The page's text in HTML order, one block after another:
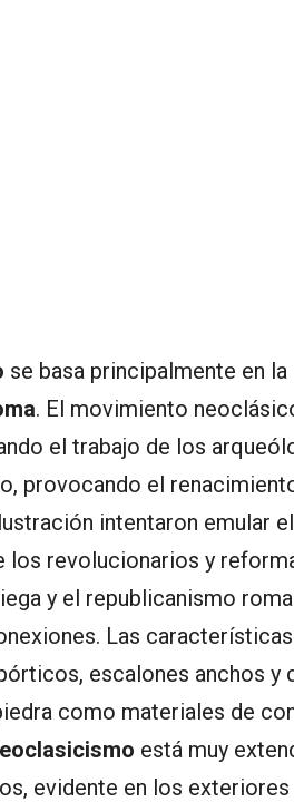
se basa principalmente en la
. El movimiento
el trabajo de los
provocando el
intentaron emular
los revolucionarios y
y el republicanismo
Las
escalones anchos y
como materiales de
está muy
evidente en los